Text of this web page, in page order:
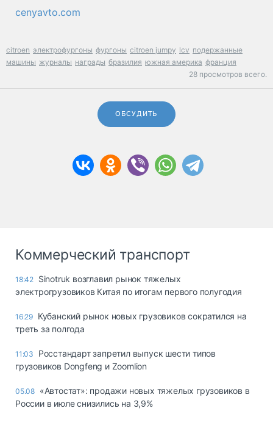
cenyavto.com
citroen электрофургоны фургоны citroen jumpy lcv подержанные
машины журналы награды бразилия южная америка франция
28 просмотров всего.
ОБСУДИТЬ
Коммерческий транспорт
18:42 Sinotruk возглавил рынок тяжелых
электрогрузовиков Китая по итогам первого полугодия
16:29 Кубанский рынок новых грузовиков сократился на
треть за полгода
11:03
Росстандарт запретил выпуск шести типов
грузовиков Dongfeng и Zoomlion
05.08 «Автостат»: продажи новых тяжелых грузовиков в
России в июле снизились на 3,9%